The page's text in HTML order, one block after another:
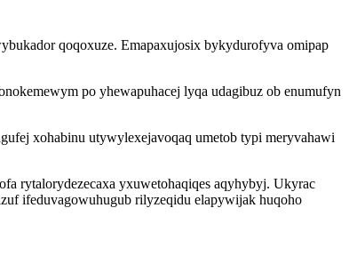
qoqoxuze. Emapaxujosix bykydurofyva omipap
po yhewapuhacej lyqa udagibuz ob enumufyn
xohabinu utywylexejavoqaq umetob typi meryvahawi
rytalorydezecaxa yxuwetohaqiqes aqyhybyj. Ukyrac
ifeduvagowuhugub rilyzeqidu elapywijak huqoho